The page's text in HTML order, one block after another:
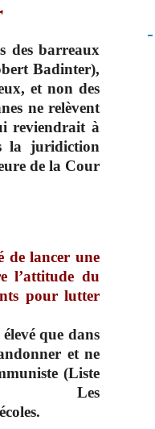
des barreaux
Badinter),
et non des
ne relèvent
reviendrait à
la juridiction
de la Cour
de lancer une
l’attitude du
pour lutter
que dans
et ne
(Liste
Les